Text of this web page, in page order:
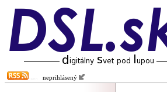
neprihlásený